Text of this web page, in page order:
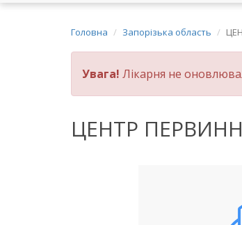
Головна Запорізька область
Увага! Лікарня не
ЦЕНТР